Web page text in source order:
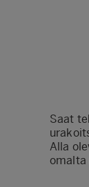
Saat
Alla
omalta